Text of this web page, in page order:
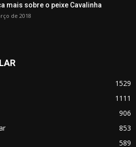
mais sobre o peixe Cavalinha
de 2018
1529
1111
906
853
589